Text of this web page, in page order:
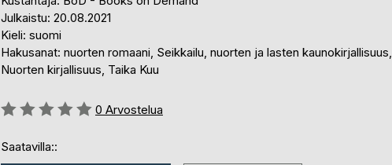
Julkaistu: 20.08.2021
Kieli: suomi
Hakusanat: nuorten romaani, Seikkailu, nuorten ja lasten kaunokirjallisuus,
Nuorten kirjallisuus, Taika Kuu
Arvostelu::
0 Arvostelua
Saatavilla::